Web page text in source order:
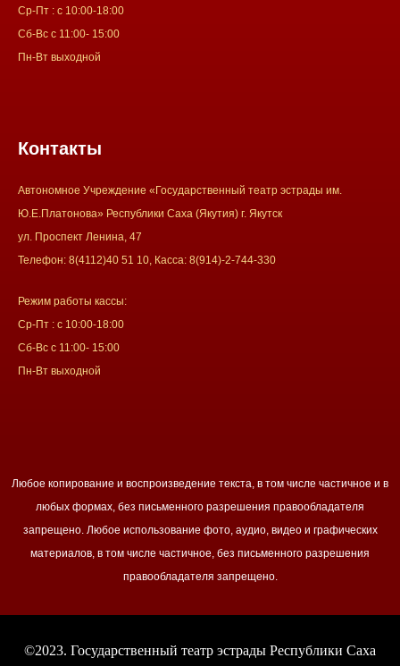
Ср-Пт : с 10:00-18:00
Сб-Вс с 11:00- 15:00
Пн-Вт выходной
Контакты
Автономное Учреждение «Государственный театр эстрады им.
Ю.Е.Платонова» Республики Саха (Якутия) г. Якутск
ул. Проспект Ленина, 47
Телефон: 8(4112)40 51 10, Касса: 8(914)-2-744-330
Режим работы кассы:
Ср-Пт : с 10:00-18:00
Сб-Вс с 11:00- 15:00
Пн-Вт выходной
Любое копирование и воспроизведение текста, в том числе частичное и в
любых формах, без письменного разрешения правообладателя
запрещено. Любое использование фото, аудио, видео и графических
материалов, в том числе частичное, без письменного разрешения
правообладателя запрещено.
©2023. Государственный театр эстрады Республики Саха